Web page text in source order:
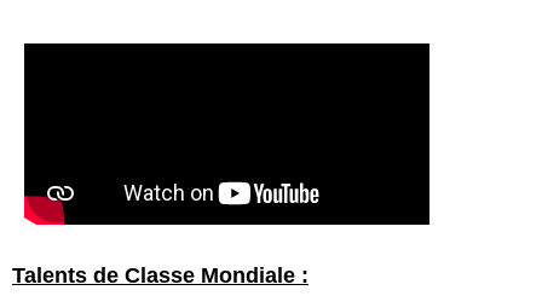
Talents de Classe Mondiale :